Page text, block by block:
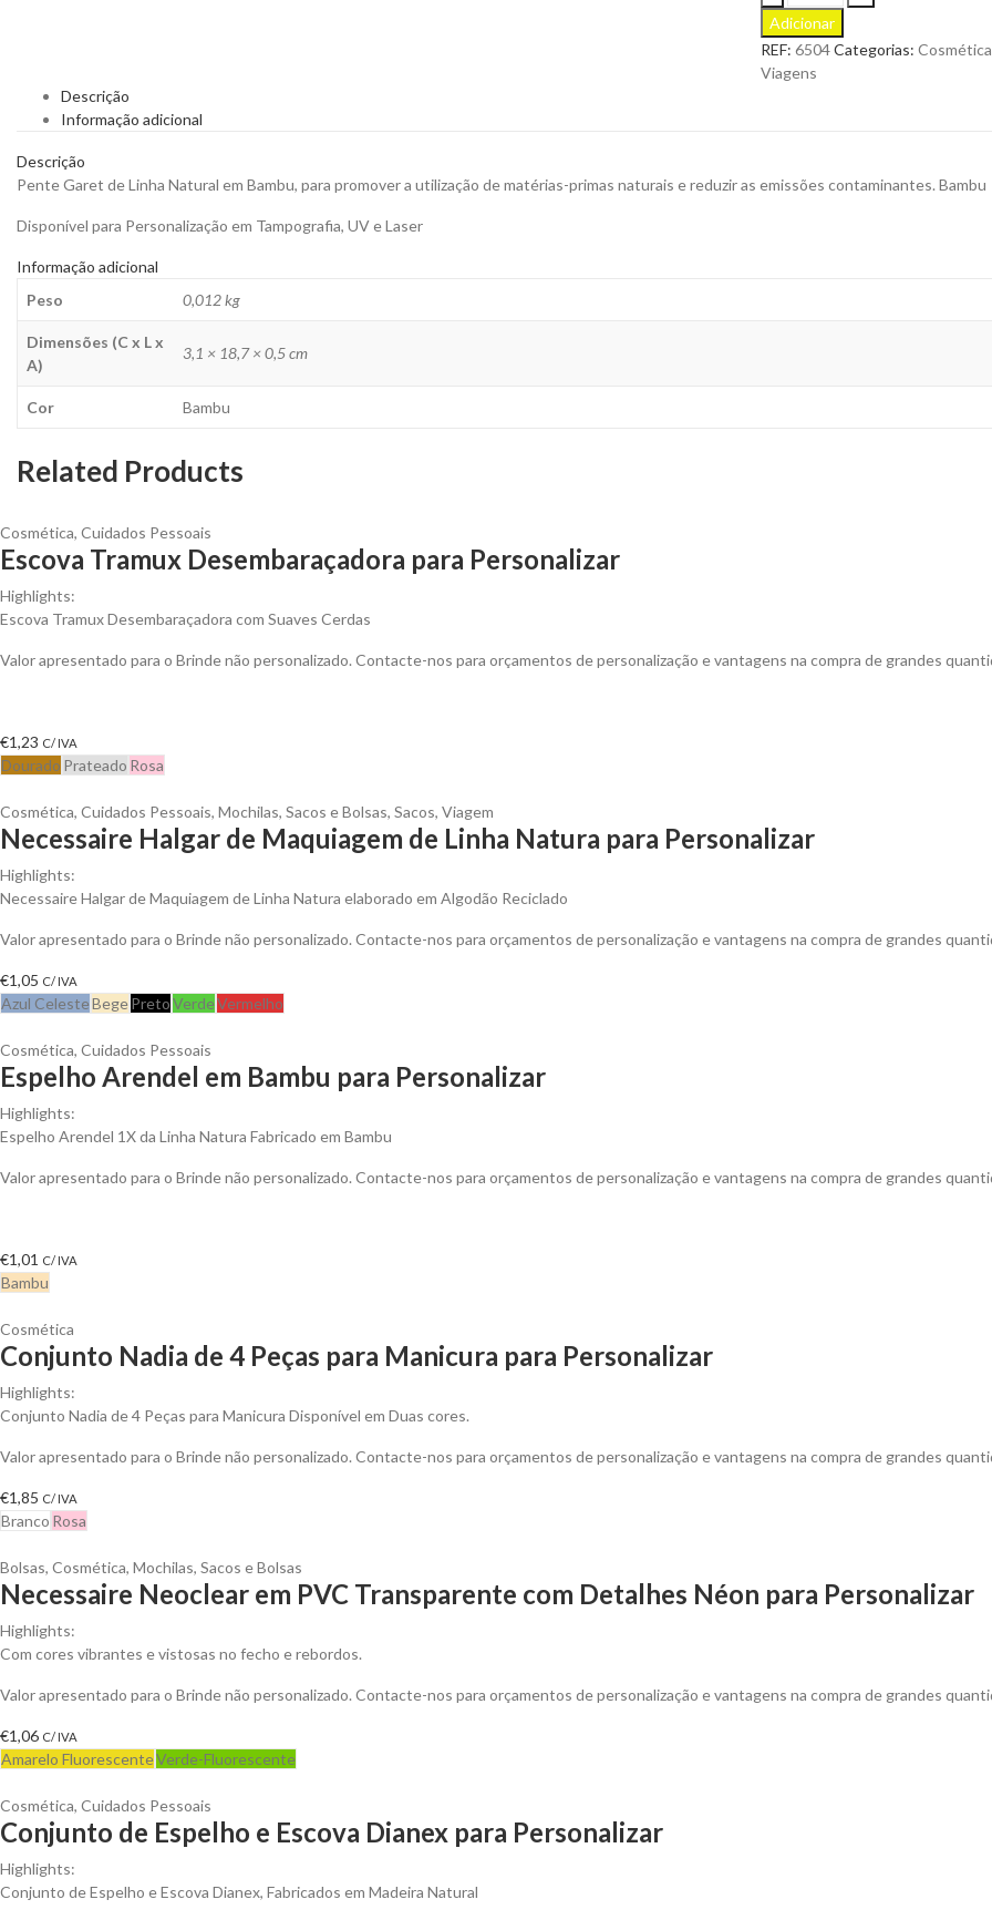
Garet
Bambu
para
Personalizar
Adicionar
REF: 6504Categorias: Cosmética
Viagens
Descrição
Informação adicional
Descrição
Pente Garet de Linha Natural em Bambu, para promover a utilização de matérias-primas naturais e reduzir as emissões contaminantes. Bambu
Disponível para Personalização em Tampografia, UV e Laser
Informação adicional
Peso
0,012 kg
Dimensões (C x L x
A)
3,1 × 18,7 × 0,5 cm
Cor Bambu
Related Products
Cosmética, Cuidados Pessoais
Escova Tramux Desembaraçadora para Personalizar
Highlights:
Escova Tramux Desembaraçadora com Suaves Cerdas
Valor apresentado para o Brinde não personalizado. Contacte-nos para orçamentos de personalização e vantagens na compra de grandes
€1,23 C/ IVA
Dourado Prateado Rosa
Cosmética, Cuidados Pessoais, Mochilas, Sacos e Bolsas, Sacos, Viagem
Necessaire Halgar de Maquiagem de Linha Natura para Personalizar
Highlights:
Necessaire Halgar de Maquiagem de Linha Natura elaborado em Algodão Reciclado
Valor apresentado para o Brinde não personalizado. Contacte-nos para orçamentos de personalização e vantagens na compra de grandes
€1,05 C/ IVA
Azul CelesteBegePretoVerdeVermelho
Cosmética, Cuidados Pessoais
Espelho Arendel em Bambu para Personalizar
Highlights:
Espelho Arendel 1X da Linha Natura Fabricado em Bambu
Valor apresentado para o Brinde não personalizado. Contacte-nos para orçamentos de personalização e vantagens na compra de grandes
€1,01 C/ IVA
Bambu
Cosmética
Conjunto Nadia de 4 Peças para Manicura para Personalizar
Highlights:
Conjunto Nadia de 4 Peças para Manicura Disponível em Duas cores.
Valor apresentado para o Brinde não personalizado. Contacte-nos para orçamentos de personalização e vantagens na compra de grandes
€1,85 C/ IVA
Branco Rosa
Bolsas, Cosmética, Mochilas, Sacos e Bolsas
Necessaire Neoclear em PVC Transparente com Detalhes Néon para Personalizar
Highlights:
Com cores vibrantes e vistosas no fecho e rebordos.
Valor apresentado para o Brinde não personalizado. Contacte-nos para orçamentos de personalização e vantagens na compra de grandes
€1,06 C/ IVA
Amarelo FluorescenteVerde-Fluorescente
Cosmética, Cuidados Pessoais
Conjunto de Espelho e Escova Dianex para Personalizar
Highlights:
Conjunto de Espelho e Escova Dianex, Fabricados em Madeira Natural